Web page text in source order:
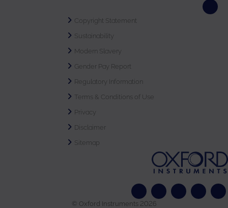
Copyright Statement
Sustainability
Modern Slavery
Gender Pay Report
Regulatory Information
Terms & Conditions of Use
Privacy
Disclaimer
Sitemap
© Oxford Instruments 2026